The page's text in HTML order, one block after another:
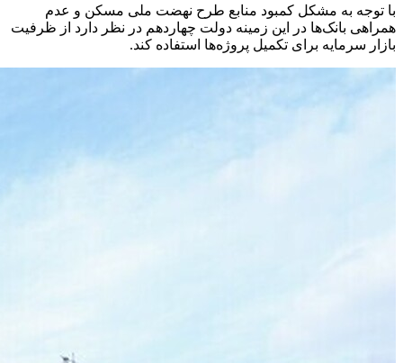
با توجه به مشکل کمبود منابع طرح نهضت ملی مسکن و عدم
همراهی بانک‌ها در این زمینه دولت چهاردهم در نظر دارد از ظرفیت
بازار سرمایه برای تکمیل پروژه‌ها استفاده کند.